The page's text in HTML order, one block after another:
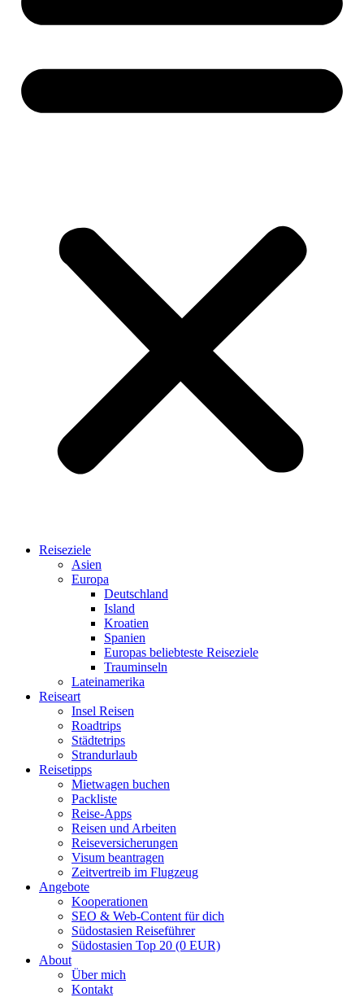
Reiseziele
Asien
Europa
Deutschland
Island
Kroatien
Spanien
Europas beliebteste Reiseziele
Trauminseln
Lateinamerika
Reiseart
Insel Reisen
Roadtrips
Städtetrips
Strandurlaub
Reisetipps
Mietwagen buchen
Packliste
Reise-Apps
Reisen und Arbeiten
Reiseversicherungen
Visum beantragen
Zeitvertreib im Flugzeug
Angebote
Kooperationen
SEO & Web-Content für dich
Südostasien Reiseführer
Südostasien Top 20 (0 EUR)
About
Über mich
Kontakt